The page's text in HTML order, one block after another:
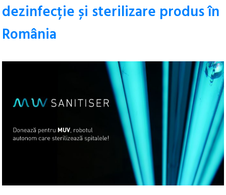
dezinfecție și sterilizare produs în
România